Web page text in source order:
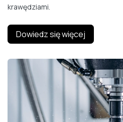
krawędziami.
Dowiedz się więcej